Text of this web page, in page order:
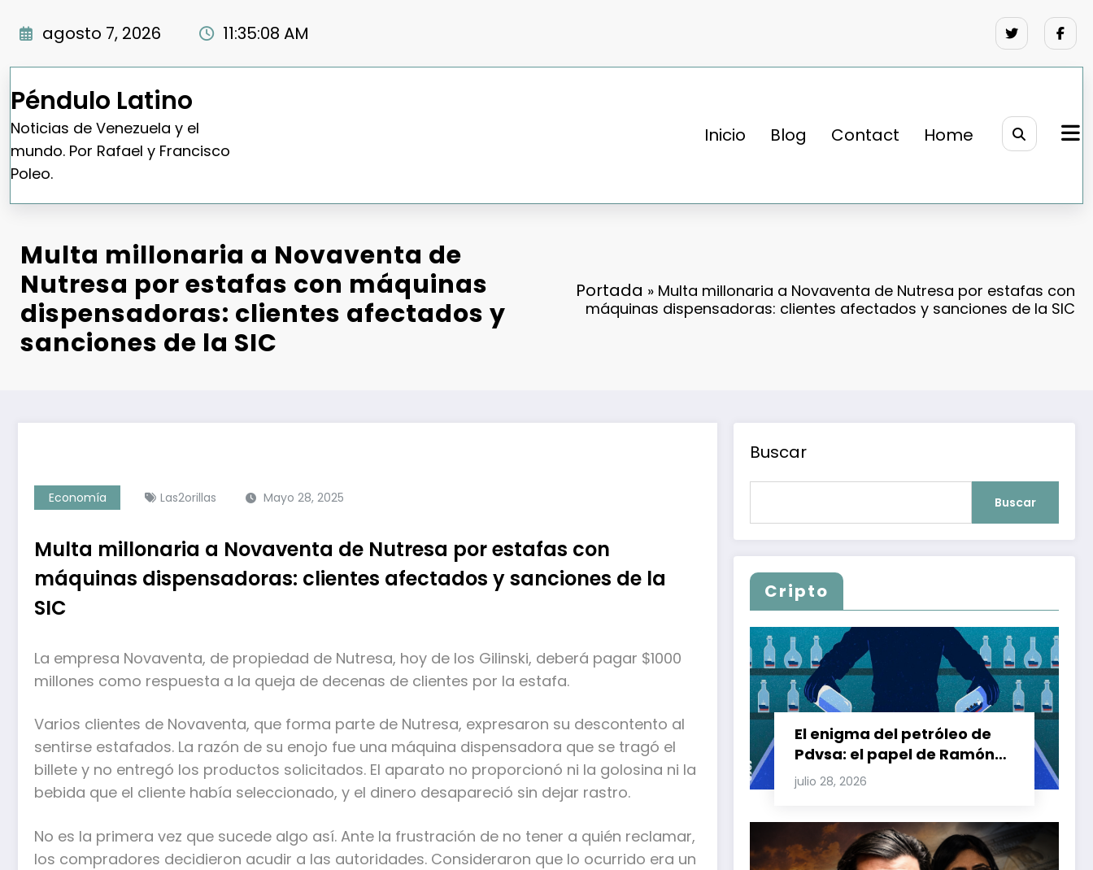
agosto 7, 2026 11:35:10 AM
Péndulo Latino
Noticias de Venezuela y el
mundo. Por Rafael y Francisco
Poleo.
Inicio Blog Contact Home
Multa millonaria a Novaventa de
Nutresa por estafas con máquinas
dispensadoras: clientes afectados y
sanciones de la SIC
Portada » Multa millonaria a Novaventa de Nutresa por estafas con
máquinas dispensadoras: clientes afectados y sanciones de la SIC
Economía Las2orillas Mayo 28, 2025
Multa millonaria a Novaventa de Nutresa por estafas con
máquinas dispensadoras: clientes afectados y sanciones de la
SIC
La empresa Novaventa, de propiedad de Nutresa, hoy de los Gilinski, deberá pagar $1000
millones como respuesta a la queja de decenas de clientes por la estafa.
Varios clientes de Novaventa, que forma parte de Nutresa, expresaron su descontento al
sentirse estafados. La razón de su enojo fue una máquina dispensadora que se tragó el
billete y no entregó los productos solicitados. El aparato no proporcionó ni la golosina ni la
bebida que el cliente había seleccionado, y el dinero desapareció sin dejar rastro.
No es la primera vez que sucede algo así. Ante la frustración de no tener a quién reclamar,
los compradores decidieron acudir a las autoridades. Consideraron que lo ocurrido era un
Buscar
Buscar
Cripto
El enigma del petróleo de
Pdvsa: el papel de Ramón
Carretero en el triángulo de
Carretero y su impacto en
julio 28, 2026